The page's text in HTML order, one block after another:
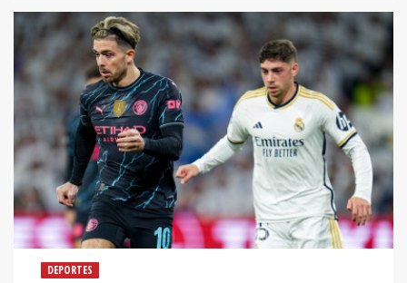
DEPORTES